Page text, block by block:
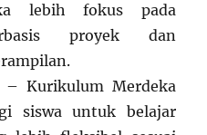
lebih fokus pada
proyek dan
– Kurikulum Merdeka
siswa untuk belajar